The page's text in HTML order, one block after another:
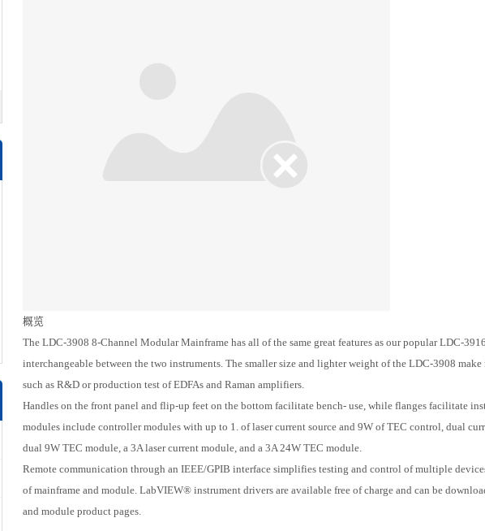
概览
The LDC-3908 8-Channel Modular Mainframe has all of the same great features as our popular LDC-
interchangeable between the two instruments. The smaller size and lighter weight of the LDC-3908
such as R&D or production test of EDFAs and Raman amplifiers.
Handles on the front panel and flip-up feet on the bottom facilitate bench- use, while flanges facilitate
modules include controller modules with up to 1. of laser current source and 9W of TEC control, dual
dual 9W TEC module, a 3A laser current module, and a 3A 24W TEC module.
Remote communication through an IEEE/GPIB interface simplifies testing and control of multiple
of mainframe and module. LabVIEW® instrument drivers are available free of charge and can be
and module product pages.